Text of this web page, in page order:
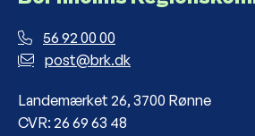
56 92 00 00
post@brk.dk
Landemærket 26, 3700 Rønne
CVR: 26 69 63 48